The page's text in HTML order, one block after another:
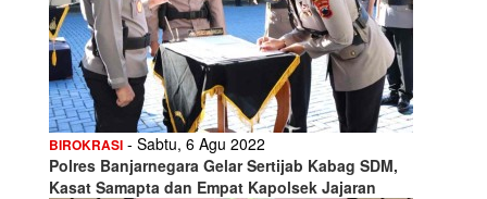
BIROKRASI - Sabtu, 6 Agu 2022
Polres Banjarnegara Gelar Sertijab Kabag SDM,
Kasat Samapta dan Empat Kapolsek Jajaran